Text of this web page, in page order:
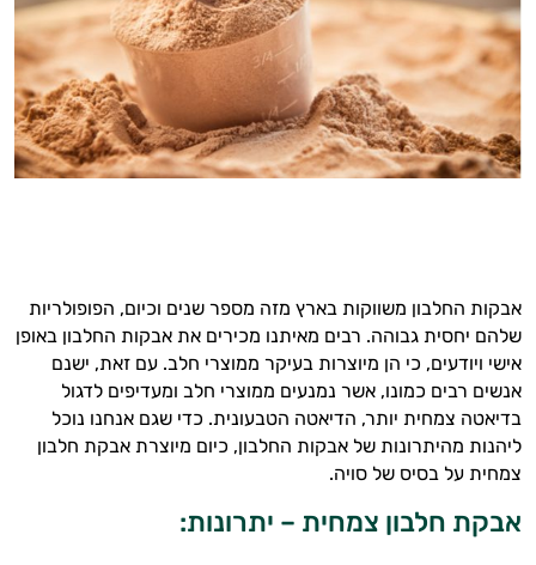
אבקות החלבון משווקות בארץ מזה מספר שנים וכיום, הפופולריות
שלהם יחסית גבוהה. רבים מאיתנו מכירים את אבקות החלבון באופן
אישי ויודעים, כי הן מיוצרות בעיקר ממוצרי חלב. עם זאת, ישנם
אנשים רבים כמונו, אשר נמנעים ממוצרי חלב ומעדיפים לדגול
בדיאטה צמחית יותר, הדיאטה הטבעונית. כדי שגם אנחנו נוכל
ליהנות מהיתרונות של אבקות החלבון, כיום מיוצרת אבקת חלבון
צמחית על בסיס של סויה.
אבקת חלבון צמחית – יתרונות: